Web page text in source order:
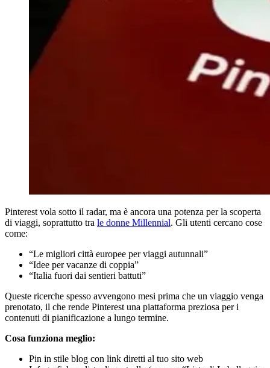
Pinterest vola sotto il radar, ma è ancora una potenza per la scoperta
di viaggi, soprattutto tra le donne Millennial. Gli utenti cercano cose
come:
“Le migliori città europee per viaggi autunnali”
“Idee per vacanze di coppia”
“Italia fuori dai sentieri battuti”
Queste ricerche spesso avvengono mesi prima che un viaggio venga
prenotato, il che rende Pinterest una piattaforma preziosa per i
contenuti di pianificazione a lungo termine.
Cosa funziona meglio:
Pin in stile blog con link diretti al tuo sito web